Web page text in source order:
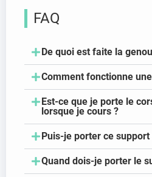
FAQ
De quoi est faite la
Comment fonctionne
Est-ce que je porte le
lorsque je cours ?
Puis-je porter ce
Quand dois-je porter le